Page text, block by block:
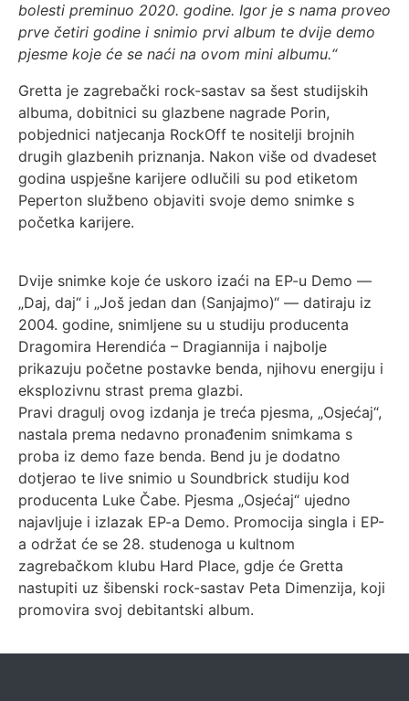
bolesti preminuo 2020. godine. Igor je s nama proveo
prve četiri godine i snimio prvi album te dvije demo
pjesme koje će se naći na ovom mini albumu.“
Gretta je zagrebački rock-sastav sa šest studijskih
albuma, dobitnici su glazbene nagrade Porin,
pobjednici natjecanja RockOff te nositelji brojnih
drugih glazbenih priznanja. Nakon više od dvadeset
godina uspješne karijere odlučili su pod etiketom
Peperton službeno objaviti svoje demo snimke s
početka karijere.
Dvije snimke koje će uskoro izaći na EP-u Demo —
„Daj, daj“ i „Još jedan dan (Sanjajmo)“ — datiraju iz
2004. godine, snimljene su u studiju producenta
Dragomira Herendića – Dragiannija i najbolje
prikazuju početne postavke benda, njihovu energiju i
eksplozivnu strast prema glazbi.
Pravi dragulj ovog izdanja je treća pjesma, „Osjećaj“,
nastala prema nedavno pronađenim snimkama s
proba iz demo faze benda. Bend ju je dodatno
dotjerao te live snimio u Soundbrick studiju kod
producenta Luke Čabe. Pjesma „Osjećaj“ ujedno
najavljuje i izlazak EP-a Demo. Promocija singla i EP-
a održat će se 28. studenoga u kultnom
zagrebačkom klubu Hard Place, gdje će Gretta
nastupiti uz šibenski rock-sastav Peta Dimenzija, koji
promovira svoj debitantski album.